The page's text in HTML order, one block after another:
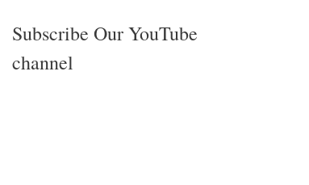
Subscribe Our YouTube
channel